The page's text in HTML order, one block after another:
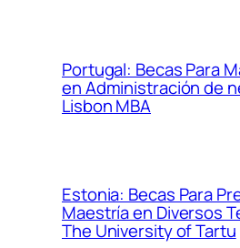
Portugal: Becas Para
en Administración de
Lisbon MBA
Estonia: Becas Para
Maestría en Diversos
The University of Tartu